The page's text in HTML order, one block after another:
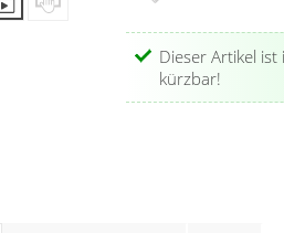
Dieser Artikel
kürzbar!